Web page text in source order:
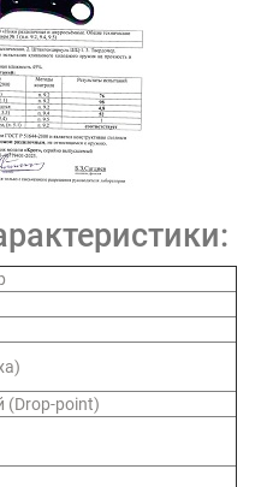
(Drop-point)